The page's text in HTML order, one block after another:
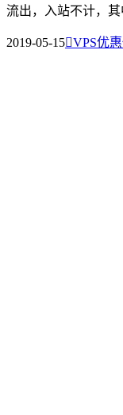
流出，入站不计，
2019-05-15VPS优